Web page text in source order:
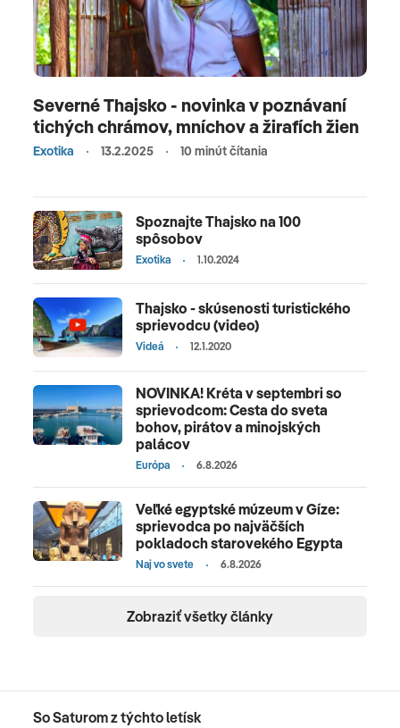
Severné Thajsko - novinka v poznávaní
tichých chrámov, mníchov a žirafích žien
Exotika 13.2.2025 10 minút čítania
Spoznajte Thajsko na 100
spôsobov
Exotika 1.10.2024
Thajsko - skúsenosti turistického
sprievodcu (video)
Videá 12.1.2020
NOVINKA! Kréta v septembri so
sprievodcom: Cesta do sveta
bohov, pirátov a minojských
palácov
Európa 6.8.2026
Veľké egyptské múzeum v Gíze:
sprievodca po najväčších
pokladoch starovekého Egypta
Naj vo svete 6.8.2026
Zobraziť všetky články
So Saturom z týchto letísk